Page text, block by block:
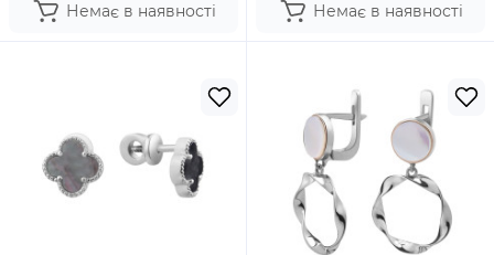
Немає в наявності Немає в наявності